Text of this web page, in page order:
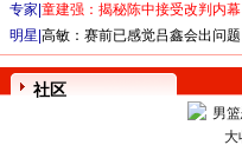
专家| 童建强：揭秘陈中接受改判内幕
明星| 高敏：赛前已感觉吕鑫会出问题
社区